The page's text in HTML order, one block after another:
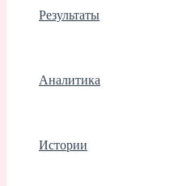
Результаты
Аналитика
Истории